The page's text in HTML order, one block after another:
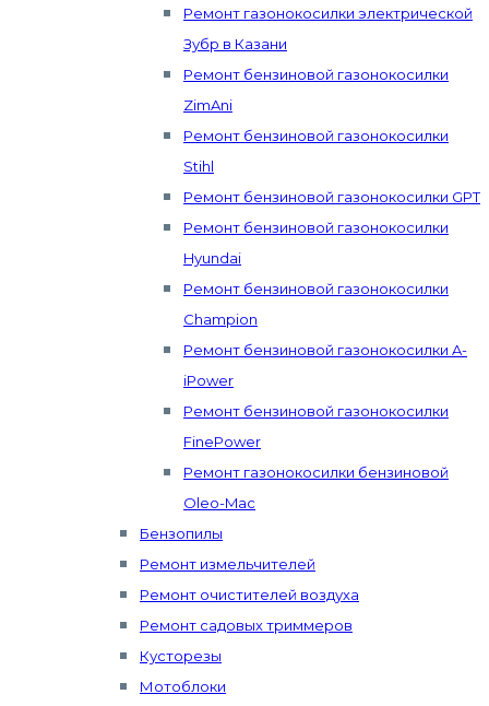
Ремонт газонокосилки электрической
Зубр в Казани
Ремонт бензиновой газонокосилки
ZimAni
Ремонт бензиновой газонокосилки
Stihl
Ремонт бензиновой газонокосилки GPT
Ремонт бензиновой газонокосилки
Hyundai
Ремонт бензиновой газонокосилки
Champion
Ремонт бензиновой газонокосилки A-
iPower
Ремонт бензиновой газонокосилки
FinePower
Ремонт газонокосилки бензиновой
Oleo-Mac
Бензопилы
Ремонт измельчителей
Ремонт очистителей воздуха
Ремонт садовых триммеров
Кусторезы
Мотоблоки